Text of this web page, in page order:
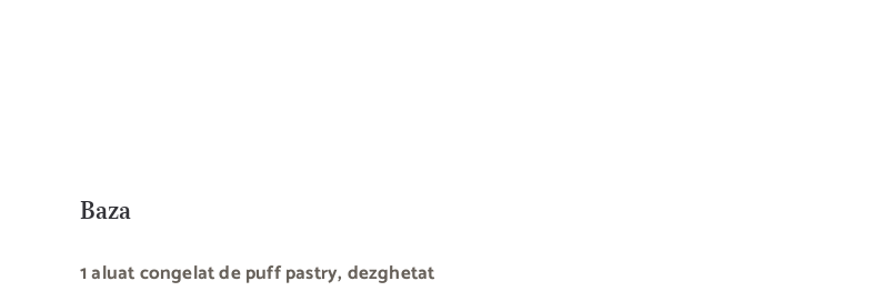
Baza
1 aluat congelat de puff pastry, dezghetat